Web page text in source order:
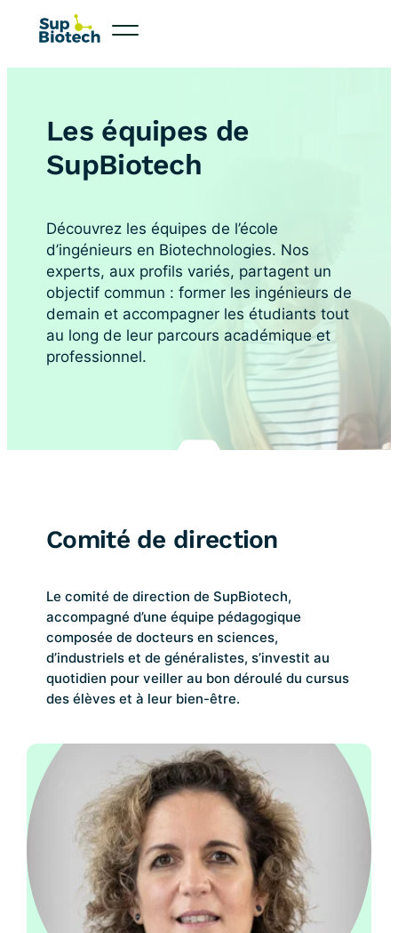
Les équipes de
SupBiotech
Découvrez les équipes de l’école
d’ingénieurs en Biotechnologies. Nos
experts, aux profils variés, partagent un
objectif commun : former les ingénieurs de
demain et accompagner les étudiants tout
au long de leur parcours académique et
professionnel.
Comité de direction
Le comité de direction de SupBiotech,
accompagné d’une équipe pédagogique
composée de docteurs en sciences,
d’industriels et de généralistes, s’investit au
quotidien pour veiller au bon déroulé du cursus
des élèves et à leur bien-être.